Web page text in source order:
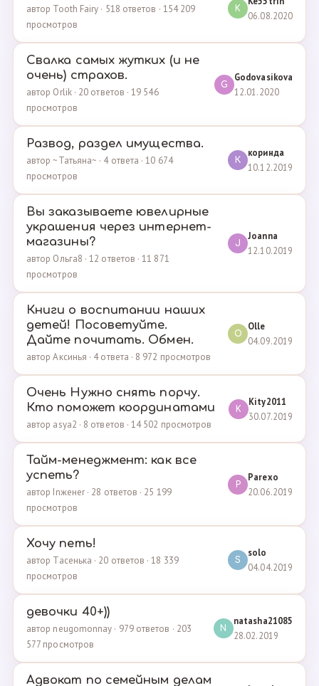
автор Tooth Fairy · 518 ответов · 154 209
просмотров
K
06.08.2020
Свалка самых жутких (и не
очень) страхов.
автор Orlik · 20 ответов · 19 546
просмотров
G
Godovasikova
12.01.2020
Развод, раздел имущества.
автор ~Татьяна~ · 4 ответа · 10 674
просмотров
К
коринда
10.12.2019
Вы заказываете ювелирные
украшения через интернет-
магазины?
автор Ольга8 · 12 ответов · 11 871
просмотров
J
Joanna
12.10.2019
Книги о воспитании наших
детей! Посоветуйте.
Дайте почитать. Обмен.
автор Аксинья · 4 ответа · 8 972 просмотров
O
Olle
04.09.2019
Очень Нужно снять порчу.
Кто поможет координатами
автор asya2 · 8 ответов · 14 502 просмотров
K
Kity2011
30.07.2019
Тайм-менеджмент: как все
успеть?
автор Inженеr · 28 ответов · 25 199
просмотров
P
Parexo
20.06.2019
Хочу петь!
автор Тасенька · 20 ответов · 18 339
просмотров
S
solo
04.04.2019
девочки 40+))
автор neugomonnay · 979 ответов · 203
577 просмотров
N
natasha21085
28.02.2019
Адвокат по семейным делам